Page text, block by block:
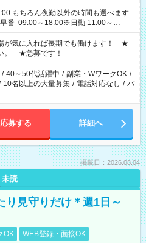
もちろん夜勤以外の時間も選べます
番 09:00～18:00※日勤 11:00～
定・選べる施設もあるので、ご希望が
シフト制。勤務地により実働時間が異
お休みが必要な場合も遠慮なくご相
が気に入れば長期でも働けます！ ★
。 ★急募です！
/ 40～50代活躍中 / 副業・WワークOK /
10名以上の大量募集 / 電話対応なし / パ
応募する 詳細へ
掲載日：2026.08.04
未読
り見守りだけ＊週1日～
OK WEB登録・面接OK